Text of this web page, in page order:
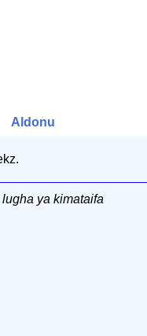
Aldonu
ya kimataifa